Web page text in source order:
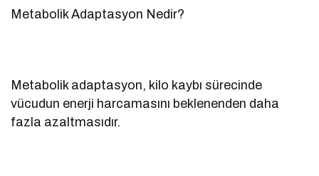
Metabolik Adaptasyon Nedir?
Metabolik adaptasyon, kilo kaybı sürecinde
vücudun enerji harcamasını beklenenden daha
fazla azaltmasıdır.